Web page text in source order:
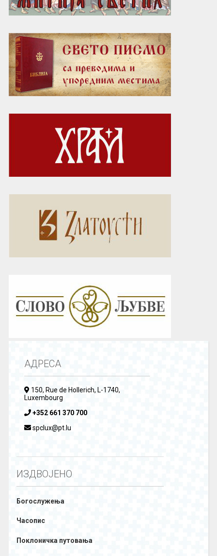
АДРЕСА
150, Rue de Hollerich, L-1740,
Luxembourg
+352 661 370 700
spclux@pt.lu
ИЗДВОЈЕНО
Богослужења
Часопис
Поклоничка путовања